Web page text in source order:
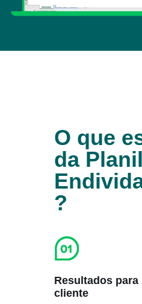
O que
da
?
Resultados para
cliente